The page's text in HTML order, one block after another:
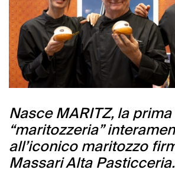
Nasce MARITZ, la prima
“maritozzeria”
all’iconico maritozzo
Massari Alta Pasticceria.